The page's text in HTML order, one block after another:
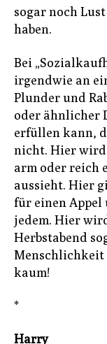
sogar noch
haben.
Bei
irgendwie an
Plunder und
oder ähnlicher
erfüllen kann,
nicht. Hier wird
arm oder reich
aussieht. Hier
für einen Appel
jedem. Hier
Herbstabend
Menschlichkeit
kaum!
*
Harry